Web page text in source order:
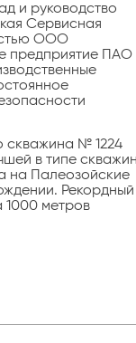
и руководство
Сервисная
ООО
предприятие ПАО
скважина № 1224
в типе
на Палеозойские
Рекордный
1000 метров